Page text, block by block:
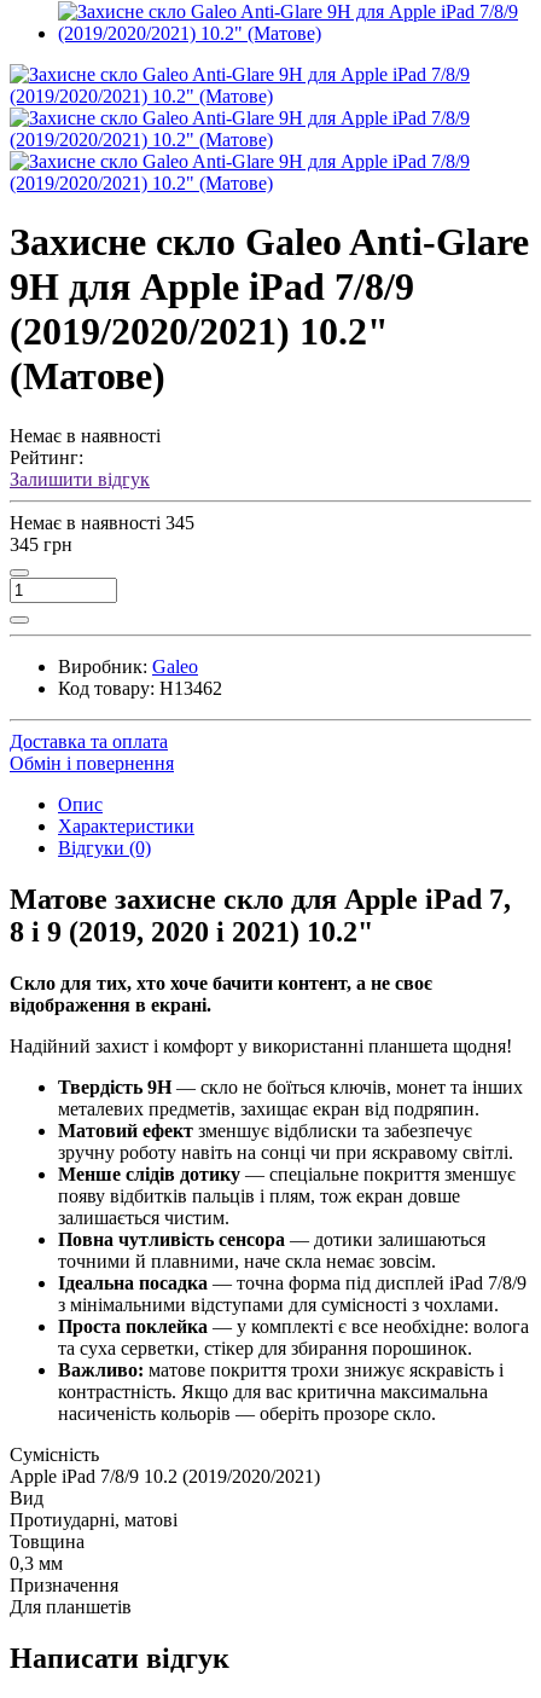
Захисне скло Galeo Anti-Glare
9H для Apple iPad 7/8/9
(2019/2020/2021) 10.2"
(Матове)
Немає в наявності
Рейтинг:
Залишити відгук
Немає в наявності 345
345 грн
Виробник: Galeo
Код товару: H13462
Доставка та оплата
Обмін і повернення
Опис
Характеристики
Відгуки (0)
Матове захисне скло для Apple iPad 7,
8 і 9 (2019, 2020 і 2021) 10.2"
Скло для тих, хто хоче бачити контент, а не своє
відображення в екрані.
Надійний захист і комфорт у використанні планшета щодня!
Твердість 9H— скло не боїться ключів, монет та інших
металевих предметів, захищає екран від подряпин.
Матовий ефект зменшує відблиски та забезпечує
зручну роботу навіть на сонці чи при яскравому світлі.
Менше слідів дотику — спеціальне покриття зменшує
появу відбитків пальців і плям, тож екран довше
залишається чистим.
Повна чутливість сенсора — дотики залишаються
точними й плавними, наче скла немає зовсім.
Ідеальна посадка — точна форма під дисплей iPad 7/8/9
з мінімальними відступами для сумісності з чохлами.
Проста поклейка — у комплекті є все необхідне: волога
та суха серветки, стікер для збирання порошинок.
Важливо: матове покриття трохи знижує яскравість і
контрастність. Якщо для вас критична максимальна
насиченість кольорів — оберіть прозоре скло.
Сумісність
Apple iPad 7/8/9 10.2 (2019/2020/2021)
Вид
Протиударні, матові
Товщина
0,3 мм
Призначення
Для планшетів
Написати відгук